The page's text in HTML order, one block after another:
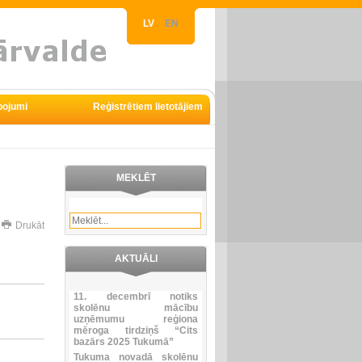
LV EN
Reģistrētiem lietotājiem
Drukāt
MEKLĒT
AKTUĀLI
11. decembrī notiks
skolēnu mācību
uzņēmumu reģiona
mēroga tirdziņš “Cits
bazārs 2025 Tukumā”
Tukuma novadā skolēnu